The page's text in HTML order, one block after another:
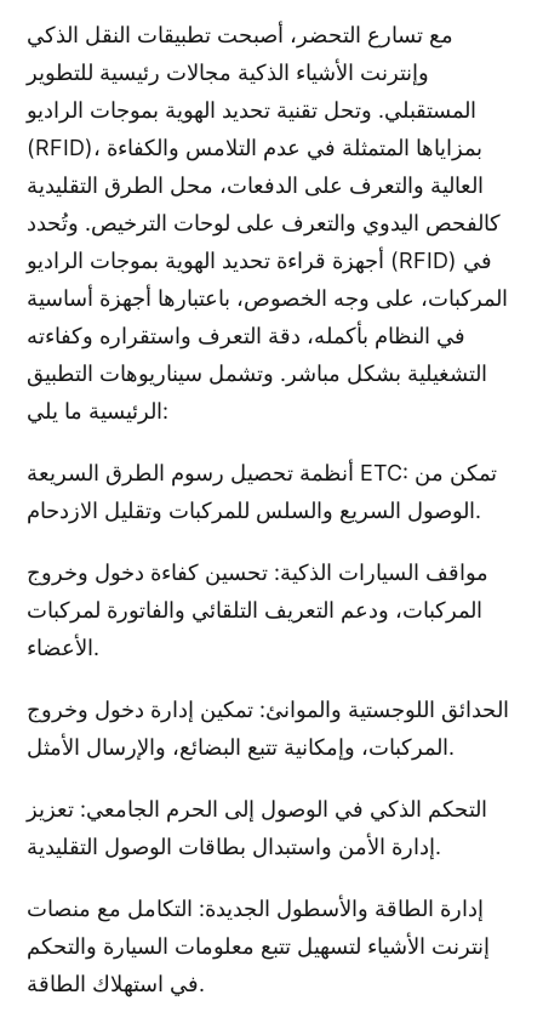
مع تسارع التحضر، أصبحت تطبيقات النقل الذكي
وإنترنت الأشياء الذكية مجالات رئيسية للتطوير
المستقبلي. وتحل تقنية تحديد الهوية بموجات الراديو
(RFID)، بمزاياها المتمثلة في عدم التلامس والكفاءة
العالية والتعرف على الدفعات، محل الطرق التقليدية
كالفحص اليدوي والتعرف على لوحات الترخيص. وتُحدد
أجهزة قراءة تحديد الهوية بموجات الراديو (RFID) في
المركبات، على وجه الخصوص، باعتبارها أجهزة أساسية
في النظام بأكمله، دقة التعرف واستقراره وكفاءته
التشغيلية بشكل مباشر. وتشمل سيناريوهات التطبيق
الرئيسية ما يلي:
أنظمة تحصيل رسوم الطرق السريعة ETC: تمكن من
الوصول السريع والسلس للمركبات وتقليل الازدحام.
مواقف السيارات الذكية: تحسين كفاءة دخول وخروج
المركبات، ودعم التعريف التلقائي والفاتورة لمركبات
الأعضاء.
الحدائق اللوجستية والموانئ: تمكين إدارة دخول وخروج
المركبات، وإمكانية تتبع البضائع، والإرسال الأمثل.
التحكم الذكي في الوصول إلى الحرم الجامعي: تعزيز
إدارة الأمن واستبدال بطاقات الوصول التقليدية.
إدارة الطاقة والأسطول الجديدة: التكامل مع منصات
إنترنت الأشياء لتسهيل تتبع معلومات السيارة والتحكم
في استهلاك الطاقة.